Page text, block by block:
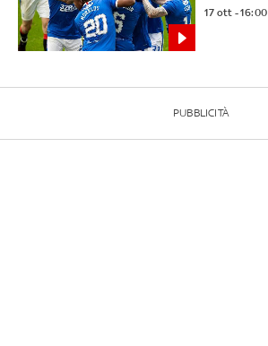
17 ott - 16:00
PUBBLICITÀ